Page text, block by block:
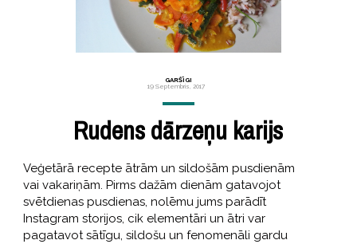
GARŠĪGI
19 Septembris, 2017
Rudens dārzeņu karijs
Veģetārā recepte ātrām un sildošām pusdienām
vai vakariņām. Pirms dažām dienām gatavojot
svētdienas pusdienas, nolēmu jums parādīt
Instagram storijos, cik elementāri un ātri var
pagatavot sātīgu, sildošu un fenomenāli gardu